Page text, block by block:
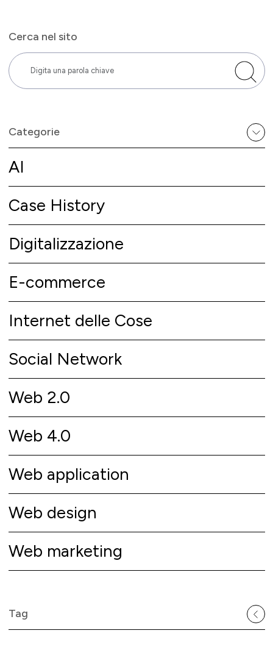
Cerca nel sito
Categorie
AI
Case History
Digitalizzazione
E-commerce
Internet delle Cose
Social Network
Web 2.0
Web 4.0
Web application
Web design
Web marketing
Tag